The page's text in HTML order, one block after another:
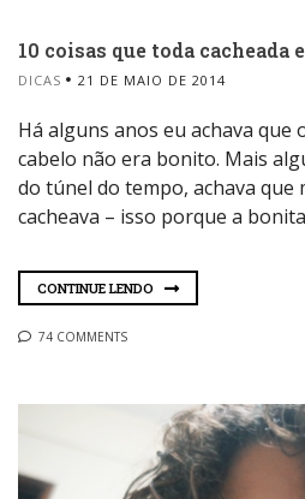
10 coisas que toda cacheada
DICAS 21 DE MAIO DE 2014
Há alguns anos eu achava que
cabelo não era bonito. Mais
do túnel do tempo, achava que
cacheava – isso porque a
CONTINUE LENDO
74 COMMENTS